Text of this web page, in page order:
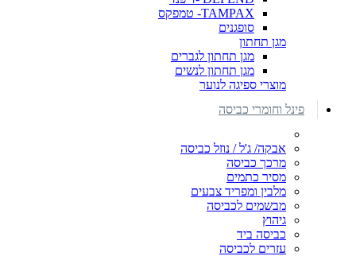
TAMPAX- טמפקס
סופגנים
מגן תחתון
מגן תחתון לגברים
מגן תחתון לנשים
מוצרי ספיגה לנוער
פינל וחומרי כביסה
אבקה/ ג'ל / נוזל כביסה
מרכך כביסה
מסיר כתמים
מלבין ומפריד צבעים
מבשמים לכביסה
גיהוץ
כביסה ביד
עזרים לכביסה